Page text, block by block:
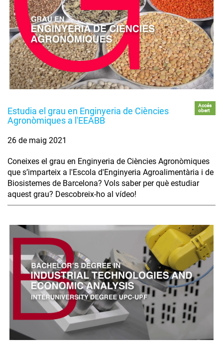
Estudia el grau en Enginyeria de Ciències
Agronòmiques a l'EEABB
Accés
obert
26 de maig 2021
Coneixes el grau en Enginyeria de Ciències Agronòmiques
que s’imparteix a l'Escola d'Enginyeria Agroalimentària i de
Biosistemes de Barcelona? Vols saber per què estudiar
aquest grau? Descobreix-ho al vídeo!